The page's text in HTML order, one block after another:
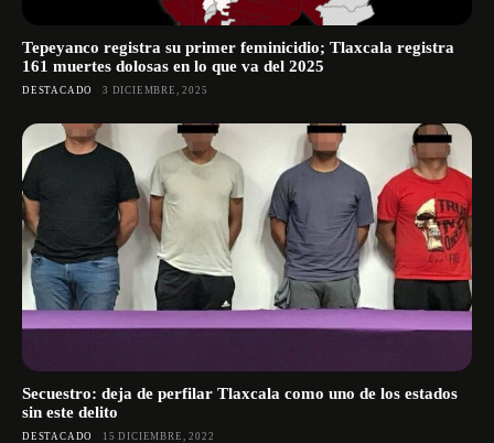
Tepeyanco registra su primer feminicidio; Tlaxcala registra
161 muertes dolosas en lo que va del 2025
DESTACADO 3 DICIEMBRE, 2025
Secuestro: deja de perfilar Tlaxcala como uno de los estados
sin este delito
DESTACADO 15 DICIEMBRE, 2022